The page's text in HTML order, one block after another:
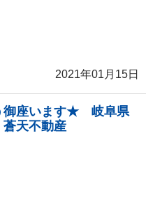
2021年01月15日
御座います★ 岐阜県
天不動産